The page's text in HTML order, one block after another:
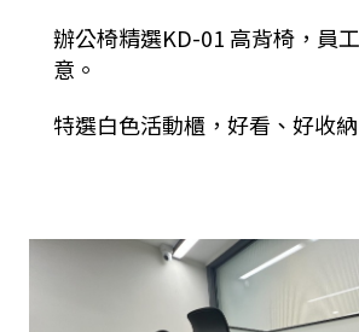
辦公椅精選KD-01 高背椅，員
意。
特選白色活動櫃，好看、好收納